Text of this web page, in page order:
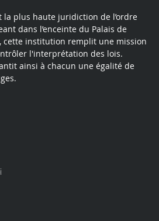
la plus haute juridiction de l’ordre
dans l’enceinte du Palais de
cette institution remplit une mission
l'interprétation des lois.
ainsi à chacun une égalité de